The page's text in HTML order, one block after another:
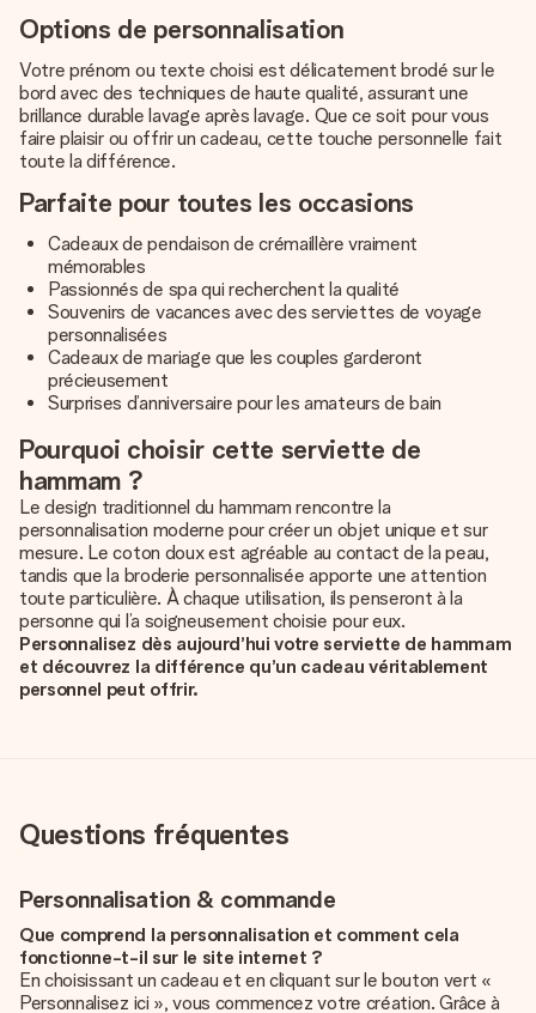
Options de personnalisation
Votre prénom ou texte choisi est délicatement brodé sur le
bord avec des techniques de haute qualité, assurant une
brillance durable lavage après lavage. Que ce soit pour vous
faire plaisir ou offrir un cadeau, cette touche personnelle fait
toute la différence.
Parfaite pour toutes les occasions
Cadeaux de pendaison de crémaillère vraiment
mémorables
Passionnés de spa qui recherchent la qualité
Souvenirs de vacances avec des serviettes de voyage
personnalisées
Cadeaux de mariage que les couples garderont
précieusement
Surprises d’anniversaire pour les amateurs de bain
Pourquoi choisir cette serviette de
hammam ?
Le design traditionnel du hammam rencontre la
personnalisation moderne pour créer un objet unique et sur
mesure. Le coton doux est agréable au contact de la peau,
tandis que la broderie personnalisée apporte une attention
toute particulière. À chaque utilisation, ils penseront à la
personne qui l’a soigneusement choisie pour eux.
Personnalisez dès aujourd’hui votre serviette de hammam
et découvrez la différence qu’un cadeau véritablement
personnel peut offrir.
Questions fréquentes
Personnalisation & commande
Que comprend la personnalisation et comment cela
fonctionne-t-il sur le site internet ?
En choisissant un cadeau et en cliquant sur le bouton vert «
Personnalisez ici », vous commencez votre création. Grâce à